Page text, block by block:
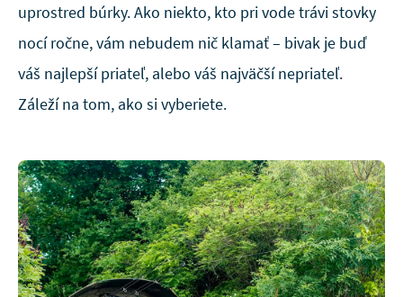
uprostred búrky. Ako niekto, kto pri vode trávi stovky
nocí ročne, vám nebudem nič klamať – bivak je buď
váš najlepší priateľ, alebo váš najväčší nepriateľ.
Záleží na tom, ako si vyberiete.